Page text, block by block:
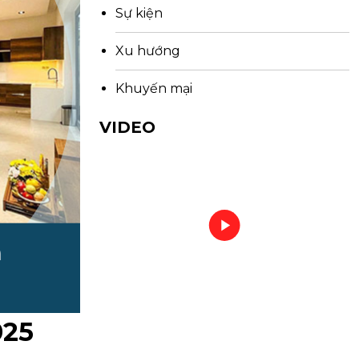
Sự kiện
Xu hướng
Khuyến mại
VIDEO